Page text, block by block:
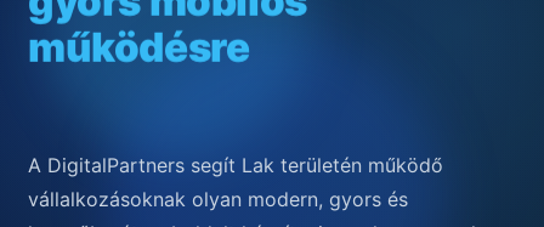
működésre
A DigitalPartners segít Lak területén működő
vállalkozásoknak olyan modern, gyors és